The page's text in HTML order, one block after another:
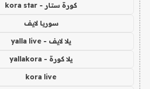
كورة ستار - kora star
سوريا لايف
يلا لايف - yalla live
يلا كورة - yallakora
kora live